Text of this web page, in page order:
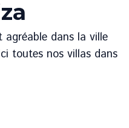
agréable dans la ville
toutes nos villas dans